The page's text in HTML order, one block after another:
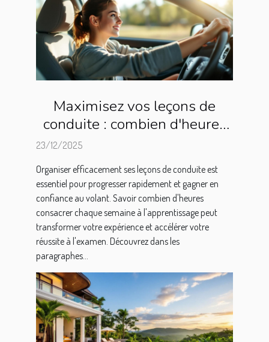
Maximisez vos leçons de
conduite : combien d'heures
23/12/2025
Organiser efficacement ses leçons de conduite est
essentiel pour progresser rapidement et gagner en
confiance au volant. Savoir combien d'heures
consacrer chaque semaine à l'apprentissage peut
transformer votre expérience et accélérer votre
réussite à l'examen. Découvrez dans les
paragraphes...